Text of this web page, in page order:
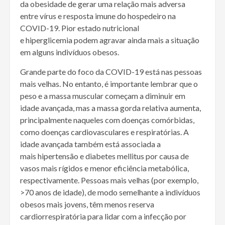
daobesidadede gerar uma relação mais adversa
entrevírus e resposta imune do hospedeiro na
COVID-19. Pior estado nutricional
ehiperglicemiapodem agravar ainda mais a situação
em alguns indivíduos obesos.
Grande parte do foco da COVID-19 está nas pessoas
mais velhas. No entanto, é importante lembrar que o
peso e a massa muscular começam a diminuir em
idade avançada, mas amassa gordarelativa aumenta,
principalmente naqueles com doenças comórbidas,
como doenças cardiovasculares e respiratórias. A
idade avançada também está associada a
mais hipertensão ediabetes mellitus por causa de
vasos mais rígidos e menor eficiência metabólica,
respectivamente. Pessoas mais velhas (por exemplo,
>70 anos de idade), de modo semelhante a indivíduos
obesos mais jovens, têm menos reserva
cardiorrespiratória para lidar com a infecção por